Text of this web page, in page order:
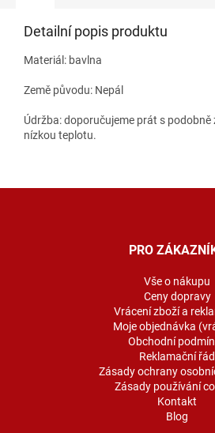
Detailní popis produktu
Materiál: bavlna
Země původu: Nepál
Údržba: doporučujeme prát s
nízkou teplotu.
PRO
Vše o nákupu
Ceny dopravy
Vrácení zboží a
Moje objednávka
Obchodní
Reklamační řád
Zásady ochrany
Zásady používání
Kontakt
Blog